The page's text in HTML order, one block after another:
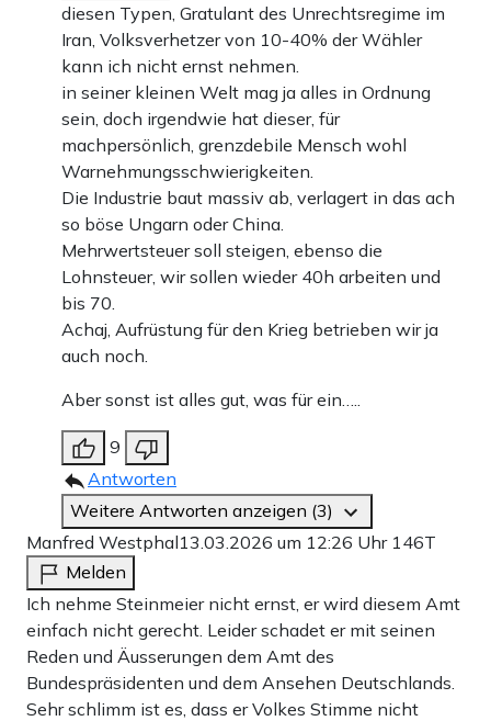
diesen Typen, Gratulant des Unrechtsregime im
Iran, Volksverhetzer von 10-40% der Wähler
kann ich nicht ernst nehmen.
in seiner kleinen Welt mag ja alles in Ordnung
sein, doch irgendwie hat dieser, für
machpersönlich, grenzdebile Mensch wohl
Warnehmungsschwierigkeiten.
Die Industrie baut massiv ab, verlagert in das ach
so böse Ungarn oder China.
Mehrwertsteuer soll steigen, ebenso die
Lohnsteuer, wir sollen wieder 40h arbeiten und
bis 70.
Achaj, Aufrüstung für den Krieg betrieben wir ja
auch noch.
Aber sonst ist alles gut, was für ein…..
9
Antworten
Weitere Antworten anzeigen (3)
Manfred Westphal13.03.2026 um 12:26 Uhr 146T
Melden
Ich nehme Steinmeier nicht ernst, er wird diesem Amt
einfach nicht gerecht. Leider schadet er mit seinen
Reden und Äusserungen dem Amt des
Bundespräsidenten und dem Ansehen Deutschlands.
Sehr schlimm ist es, dass er Volkes Stimme nicht